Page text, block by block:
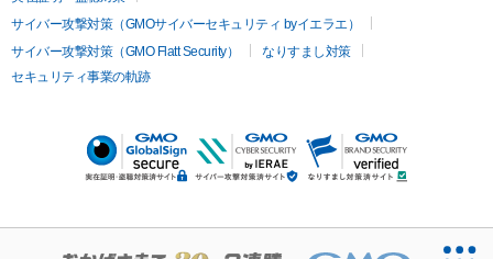
サイバー攻撃対策（GMOサイバーセキュリティ byイエラエ）
サイバー攻撃対策（GMO Flatt Security）
なりすまし対策
セキュリティ事業の軌跡